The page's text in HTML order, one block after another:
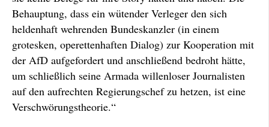
Behauptung, dass ein wütender Verleger den sich
heldenhaft wehrenden Bundeskanzler (in einem
grotesken, operettenhaften Dialog) zur Kooperation mit
der AfD aufgefordert und anschließend bedroht hätte,
um schließlich seine Armada willenloser Journalisten
auf den aufrechten Regierungschef zu hetzen, ist eine
Verschwörungstheorie.“